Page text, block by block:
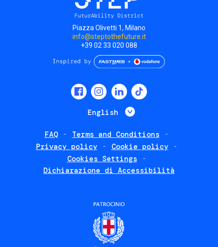
Piazza Olivetti 1, Milano
info@steptothefuture.it
+39 02 33 020 088
English List additional
FAQ
Terms and Conditions
Privacy policy
Cookie policy
Cookies Settings
Dichiarazione di Accessibilità